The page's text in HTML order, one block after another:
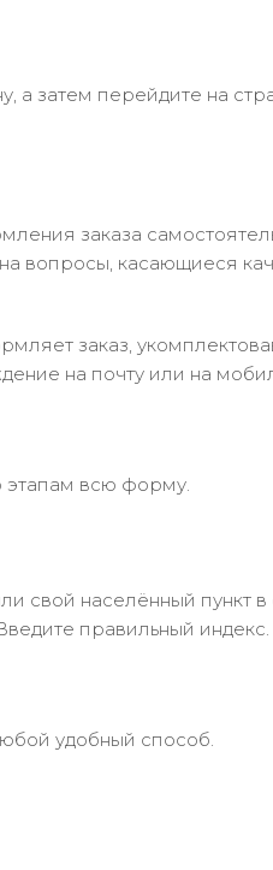
затем перейдите на
заказа
вопросы, касающиеся
заказ,
на почту или на
этапам всю форму.
свой населённый пункт
правильный индекс.
удобный способ.